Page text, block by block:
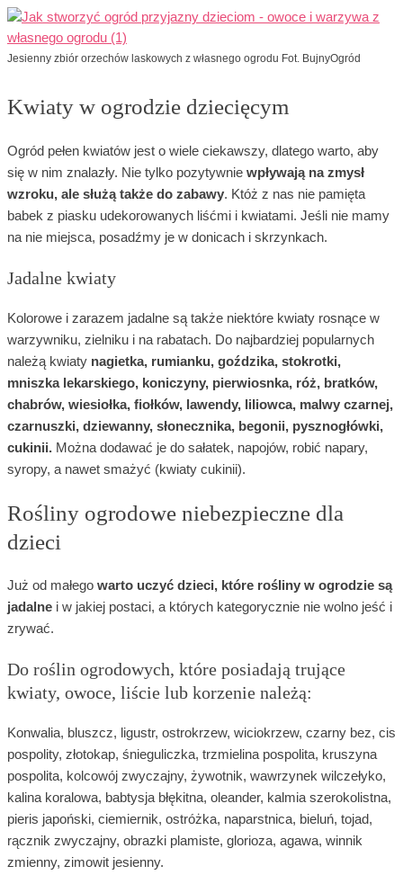
Jesienny zbiór orzechów laskowych z własnego ogrodu Fot. BujnyOgród
Kwiaty w ogrodzie dziecięcym
Ogród pełen kwiatów jest o wiele ciekawszy, dlatego warto, aby
się w nim znalazły. Nie tylko pozytywnie wpływają na zmysł
wzroku, ale służą także do zabawy. Któż z nas nie pamięta
babek z piasku udekorowanych liśćmi i kwiatami. Jeśli nie mamy
na nie miejsca, posadźmy je w donicach i skrzynkach.
Jadalne kwiaty
Kolorowe i zarazem jadalne są także niektóre kwiaty rosnące w
warzywniku, zielniku i na rabatach. Do najbardziej popularnych
należą kwiaty nagietka, rumianku, goździka, stokrotki,
mniszka lekarskiego, koniczyny, pierwiosnka, róż, bratków,
chabrów, wiesiołka, fiołków, lawendy, liliowca, malwy czarnej,
czarnuszki, dziewanny, słonecznika, begonii, pysznogłówki,
cukinii. Można dodawać je do sałatek, napojów, robić napary,
syropy, a nawet smażyć (kwiaty cukinii).
Rośliny ogrodowe niebezpieczne dla
dzieci
Już od małego warto uczyć dzieci, które rośliny w ogrodzie są
jadalne i w jakiej postaci, a których kategorycznie nie wolno jeść i
zrywać.
Do roślin ogrodowych, które posiadają trujące
kwiaty, owoce, liście lub korzenie należą:
Konwalia, bluszcz, ligustr, ostrokrzew, wiciokrzew, czarny bez, cis
pospolity, złotokap, śnieguliczka, trzmielina pospolita, kruszyna
pospolita, kolcowój zwyczajny, żywotnik, wawrzynek wilczełyko,
kalina koralowa, babtysja błękitna, oleander, kalmia szerokolistna,
pieris japoński, ciemiernik, ostróżka, naparstnica, bieluń, tojad,
rącznik zwyczajny, obrazki plamiste, glorioza, agawa, winnik
zmienny, zimowit jesienny.